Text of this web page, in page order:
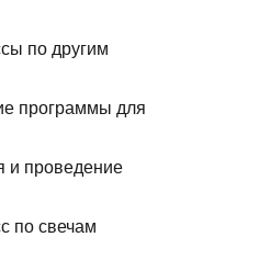
по другим
программы для
и проведение
по свечам